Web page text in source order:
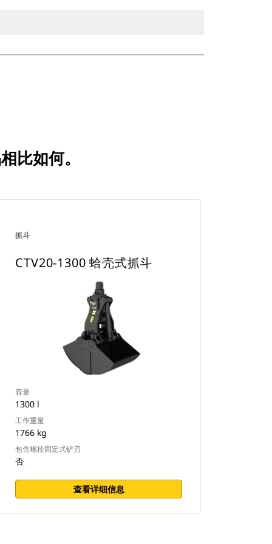
比如何。
抓斗
CTV20-1300 蛤壳式抓斗
容量
1300 l
工作重量
1766 kg
包含螺栓固定式铲刃
否
查看详细信息